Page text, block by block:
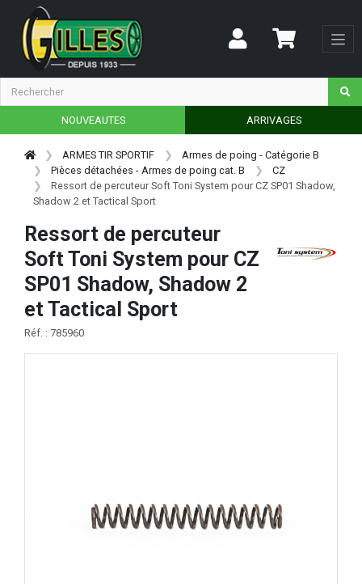
NOUVEAUTES ARRIVAGES
ARMES TIR SPORTIF
Armes de poing - Catégorie B
Pièces détachées - Armes de poing cat. B
CZ
Ressort de percuteur Soft Toni System pour CZ SP01 Shadow,
Shadow 2 et Tactical Sport
Ressort de percuteur
Soft Toni System pour CZ
SP01 Shadow, Shadow 2
et Tactical Sport
Réf. : 785960